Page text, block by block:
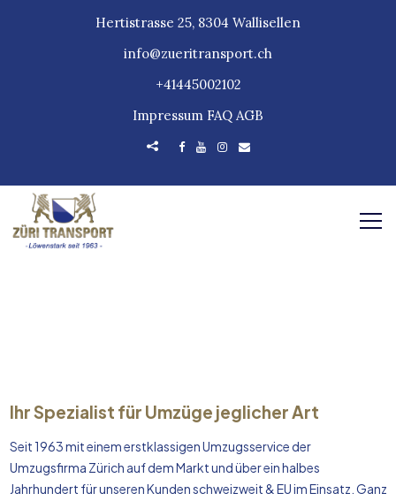
Hertistrasse 25, 8304 Wallisellen
info@zueritransport.ch
+41445002102
Impressum FAQ AGB
Ihr Spezialist für Umzüge jeglicher Art
Seit 1963 mit einem erstklassigen Umzugsservice der
Umzugsfirma Zürich auf dem Markt und über ein halbes
Jahrhundert für unseren Kunden schweizweit & EU im Einsatz. Ganz